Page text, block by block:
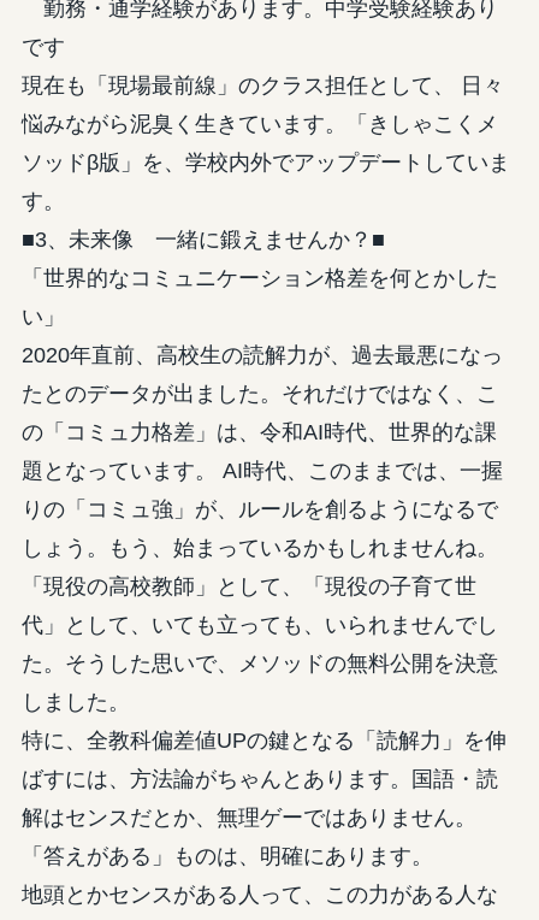
勤務・通学経験があります。中学受験経験あり
です
現在も「現場最前線」のクラス担任として、 日々
悩みながら泥臭く生きています。「きしゃこくメ
ソッドβ版」を、学校内外でアップデートしていま
す。
■3、未来像 一緒に鍛えませんか？■
「世界的なコミュニケーション格差を何とかした
い」
2020年直前、高校生の読解力が、過去最悪になっ
たとのデータが出ました。それだけではなく、こ
の「コミュ力格差」は、令和AI時代、世界的な課
題となっています。 AI時代、このままでは、一握
りの「コミュ強」が、ルールを創るようになるで
しょう。もう、始まっているかもしれませんね。
「現役の高校教師」として、「現役の子育て世
代」として、いても立っても、いられませんでし
た。そうした思いで、メソッドの無料公開を決意
しました。
特に、全教科偏差値UPの鍵となる「読解力」を伸
ばすには、方法論がちゃんとあります。国語・読
解はセンスだとか、無理ゲーではありません。
「答えがある」ものは、明確にあります。
地頭とかセンスがある人って、この力がある人な